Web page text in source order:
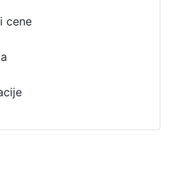
cene